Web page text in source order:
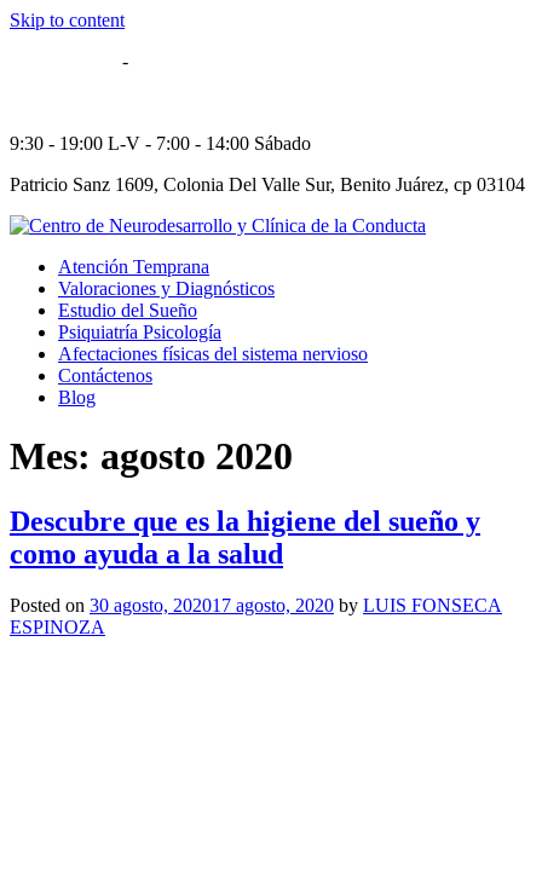
Skip to content
-
9:30 - 19:00 L-V - 7:00 - 14:00 Sábado
Patricio Sanz 1609, Colonia Del Valle Sur, Benito Juárez, cp 03104
Atención Temprana
Valoraciones y Diagnósticos
Estudio del Sueño
Psiquiatría Psicología
Afectaciones físicas del sistema nervioso
Contáctenos
Blog
Mes: agosto 2020
Descubre que es la higiene del sueño y
como ayuda a la salud
Posted on 30 agosto, 202017 agosto, 2020 by LUIS FONSECA
ESPINOZA